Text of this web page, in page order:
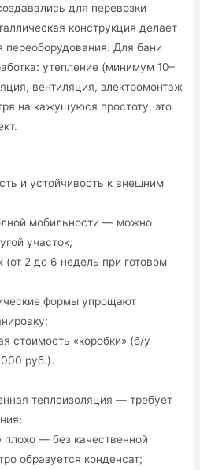
для перевозки
конструкция делает
переоборудования. Для бани
утепление (минимум 10–
вентиляция, электромонтаж
на кажущуюся простоту, это
и устойчивость к внешним
мобильности — можно
участок;
2 до 6 недель при готовом
формы упрощают
стоимость «коробки» (б/у
000 руб.).
теплоизоляция — требует
— без качественной
образуется конденсат;